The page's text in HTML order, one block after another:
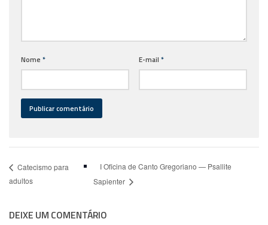
Nome * E-mail *
Catecismo para
adultos
I Oficina de Canto Gregoriano — Psallite
Sapienter
DEIXE UM COMENTÁRIO